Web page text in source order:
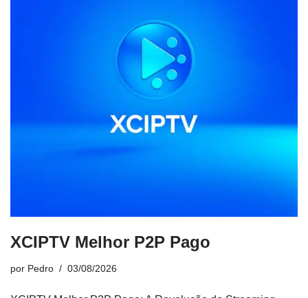
XCIPTV Melhor P2P Pago
por Pedro 03/08/2026